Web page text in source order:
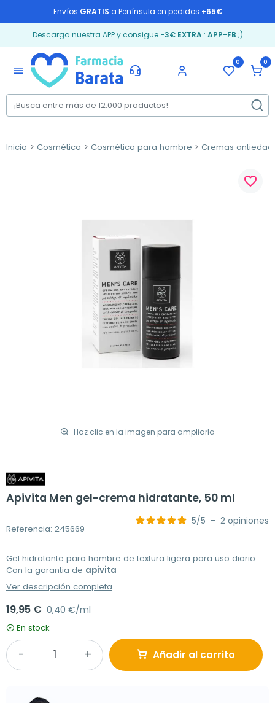
Envíos GRATIS a Península en pedidos +65€
Descarga nuestra APP y consigue -3€ EXTRA: APP-FB ;)
menu
0 0
Inicio Cosmética Cosmética para hombre Cremas
Haz clic en la imagen para ampliarla
favorite_border
Apivita Men gel-crema hidratante, 50 ml
Referencia: 245669
5/5 - 2 opiniones
Gel hidratante para hombre de textura ligera para uso diario.
Con la garantia de apivita
Ver descripción completa
19,95 € 0,40 €/ml
En stock
Añadir al carrito